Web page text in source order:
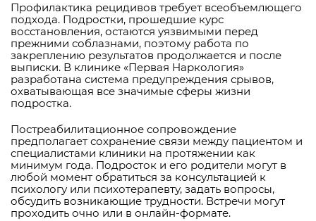
Профилактика рецидивов требует всеобъемлющего
подхода. Подростки, прошедшие курс
восстановления, остаются уязвимыми перед
прежними соблазнами, поэтому работа по
закреплению результатов продолжается и после
выписки. В клинике «Первая Наркология»
разработана система предупреждения срывов,
охватывающая все значимые сферы жизни
подростка.
Постреабилитационное сопровождение
предполагает сохранение связи между пациентом и
специалистами клиники на протяжении как
минимум года. Подросток и его родители могут в
любой момент обратиться за консультацией к
психологу или психотерапевту, задать вопросы,
обсудить возникающие трудности. Встречи могут
проходить очно или в онлайн-формате.